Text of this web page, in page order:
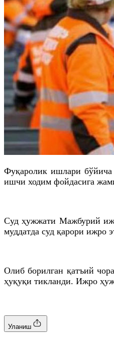
Фуқаролик ишлари бўйича
ишчи ходим фойдасига
Суд ҳужжати Мажбурий
муддатда суд қарори ижро
Олиб борилган қатъий
ҳуқуқи тикланди. Ижро
Уланиш